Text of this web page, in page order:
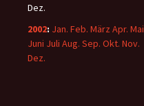
Dez.
2002: Jan. Feb. März Apr. Mai
Juni Juli Aug. Sep. Okt. Nov.
Dez.